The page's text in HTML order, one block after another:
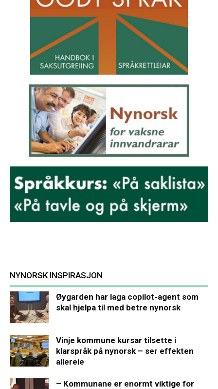
NYNORSK INSPIRASJON
Øygarden har laga copilot-agent som
skal hjelpa til med betre nynorsk
Vinje kommune kursar tilsette i
klarspråk på nynorsk – ser effekten
allereie
– Kommunane er enormt viktige for